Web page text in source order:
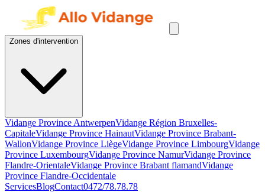
Zones d'intervention
Vidange Province AntwerpenVidange Région Bruxelles-
CapitaleVidange Province HainautVidange Province Brabant-
WallonVidange Province LiègeVidange Province LimbourgVidange
Province LuxembourgVidange Province NamurVidange Province
Flandre-OrientaleVidange Province Brabant flamandVidange
Province Flandre-Occidentale
ServicesBlogContact0472/78.78.78